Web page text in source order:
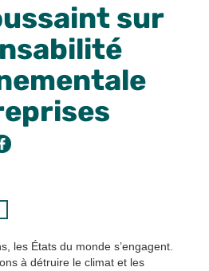
sur
les États du monde s’engagent.
à détruire le climat et les